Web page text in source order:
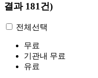
결과 181건)
전체선택
무료
기관내 무료
유료